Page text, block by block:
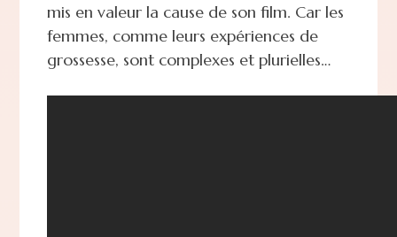
mis en valeur la cause de son film. Car les
femmes, comme leurs expériences de
grossesse, sont complexes et plurielles…